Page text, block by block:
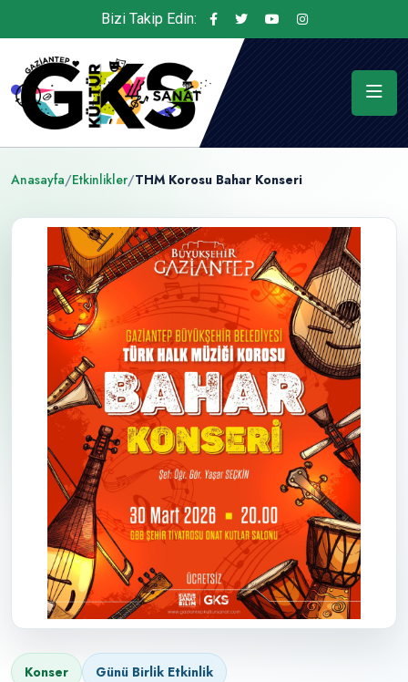
Bizi Takip Edin:
Anasayfa/Etkinlikler/THM Korosu Bahar Konseri
Konser Günü Birlik Etkinlik